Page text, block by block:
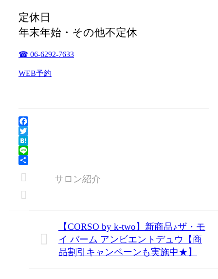
定休日
年末年始・その他不定休
☎ 06-6292-7633
WEB予約
Facebook
Twitter
Hatena
Line
有
サロン紹介
【CORSO by k-two】新商品♪ザ・モ
イ バーム アンビエントデュウ【商
品割引キャンペーンも実施中★】